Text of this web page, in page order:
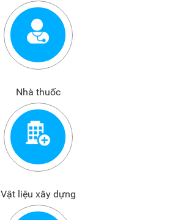
Nhà thuốc
Vật liệu xây dựng